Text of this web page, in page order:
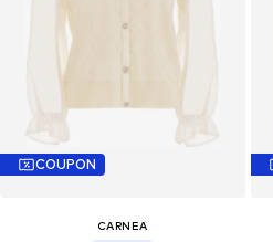
COUPON
CARNEA